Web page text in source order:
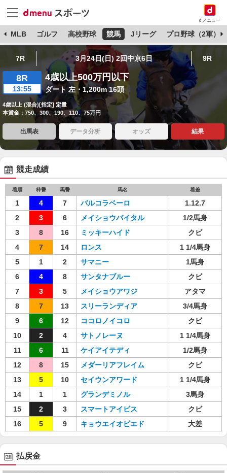
dメニュー
MLB ゴルフ 高校野球 競馬 Jリーグ プロ野球（2軍）
7R 3月24日(日) 2回中京6日 9R
8R
13:55
4歳以上500万円以下
ダート 左・1,200m 16頭
4歳以上 (混合)[指定] 定量
本賞金：750、300、190、110、75万円
出馬表 データ分析 オッズ 結果
競走成績
着順 枠番 馬番 馬名 着差
1 4 7 バルコラベーロ
1.12.7
2
3 6 メイショウバイタル
1/2馬身
3
8 16 ミッキーハイド
クビ
4
7 14 ロンス
1 1/4馬身
5
1 2 サマニー
1馬身
6
4 8 サンタナブルー
クビ
7
3 5 メイショウアワジ
アタマ
8
7 13 スリーランディア
3/4馬身
9
6 12 ココロノイコロ
クビ
10
2 4 サトノレーヌ
1 1/4馬身
11
6 11 ケイアイテディ
1/2馬身
12
8 15 メダーリアフレイム
クビ
13
5 10 セイウンアワード
1 1/4馬身
14
1 1 グランデミノル
3馬身
15
2 3 スマートアイビス
クビ
16
5 9 キョウエイオビエド 大差
払戻金